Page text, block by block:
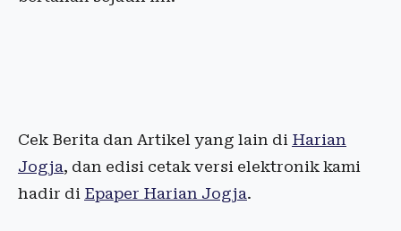
Cek Berita dan Artikel yang lain di Harian
Jogja, dan edisi cetak versi elektronik kami
hadir di Epaper Harian Jogja.